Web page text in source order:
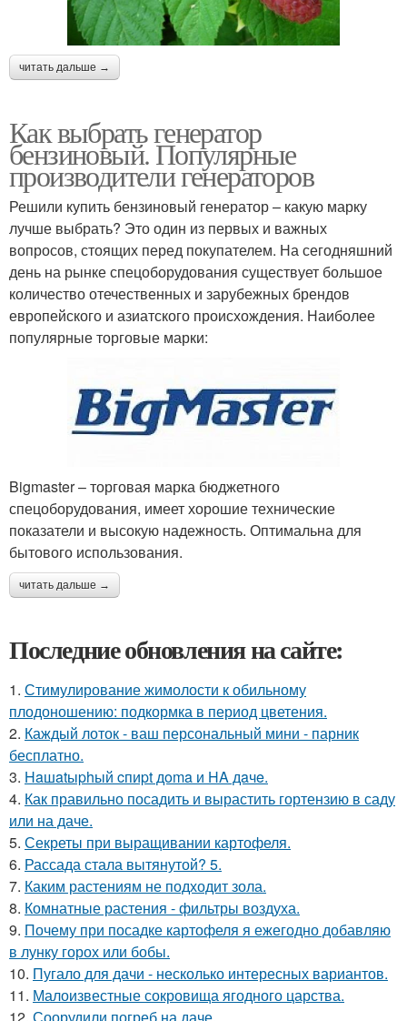
читать дальше →
Как выбрать генератор
бензиновый. Популярные
производители генераторов
Решили купить бензиновый генератор – какую марку
лучше выбрать? Это один из первых и важных
вопросов, стоящих перед покупателем. На сегодняшний
день на рынке спецоборудования существует большое
количество отечественных и зарубежных брендов
европейского и азиатского происхождения. Наиболее
популярные торговые марки:
Bigmaster – торговая марка бюджетного
спецоборудования, имеет хорошие технические
показатели и высокую надежность. Оптимальна для
бытового использования.
читать дальше →
Последние обновления на сайте:
1. Стимулирование жимолости к обильному
плодоношению: подкормка в период цветения.
2. Каждый лоток - ваш персональный мини - парник
бесплатно.
3. Haшatыphый cпиpt дoma и HA дaчe.
4. Как правильно посадить и вырастить гортензию в саду
или на даче.
5. Секреты при выращивании картофеля.
6. Рассада стала вытянутой? 5.
7. Каким растениям не подходит зола.
8. Комнатные растения - фильтры воздуха.
9. Почему при посадке картофеля я ежегодно добавляю
в лунку горох или бобы.
10. Пугало для дачи - несколько интересных вариантов.
11. Малоизвестные сокровища ягодного царства.
12. Соорудили погреб на даче.